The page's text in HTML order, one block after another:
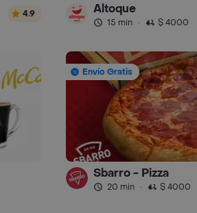
4.9 Altoque
15 min · $ 4000
Envío Gratis
Sbarro - Pizza
20 min · $ 4000